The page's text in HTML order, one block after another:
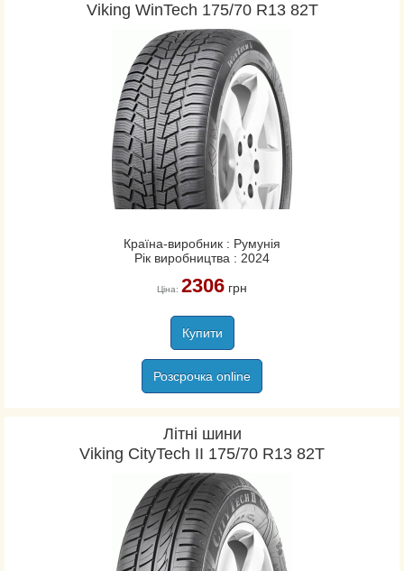
Viking WinTech 175/70 R13 82T
Країна-виробник : Румунія
Рік виробництва : 2024
Ціна: 2306грн
Купити
Розсрочка online
Літні шини
Viking CityTech II 175/70 R13 82T